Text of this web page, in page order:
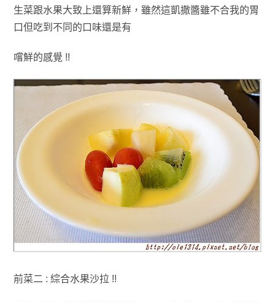
生菜跟水果大致上還算新鮮，雖然這凱撒醬雖不合我的胃
口但吃到不同的口味還是有
嚐鮮的感覺 !!
前菜二 : 綜合水果沙拉 !!